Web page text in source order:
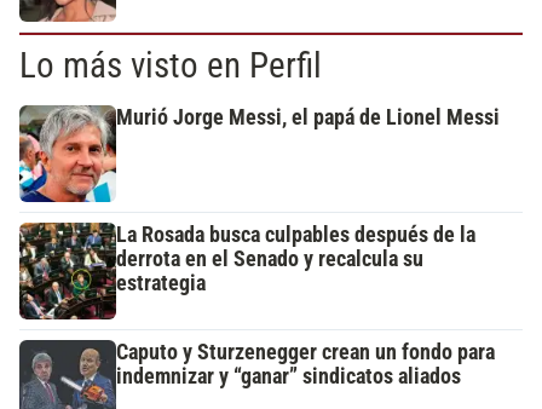
Lo más visto en Perfil
Murió Jorge Messi, el papá de Lionel Messi
La Rosada busca culpables después de la
derrota en el Senado y recalcula su
estrategia
Caputo y Sturzenegger crean un fondo para
indemnizar y “ganar” sindicatos aliados